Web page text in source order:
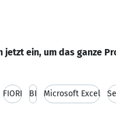
jetzt ein, um das ganze
FIORI BI Microsoft Excel